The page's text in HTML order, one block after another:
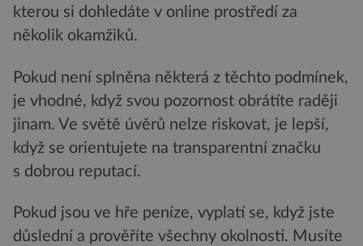
kterou si dohledáte v online prostředí za
několik okamžiků.
Pokud není splněna některá z těchto podmínek,
je vhodné, když svou pozornost obrátíte raději
jinam. Ve světě úvěrů nelze riskovat, je lepší,
když se orientujete na transparentní značku
s dobrou reputací.
Pokud jsou ve hře peníze, vyplatí se, když jste
důslední a prověříte všechny okolnosti. Musíte